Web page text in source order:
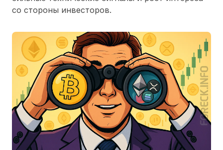
со стороны инвесторов.